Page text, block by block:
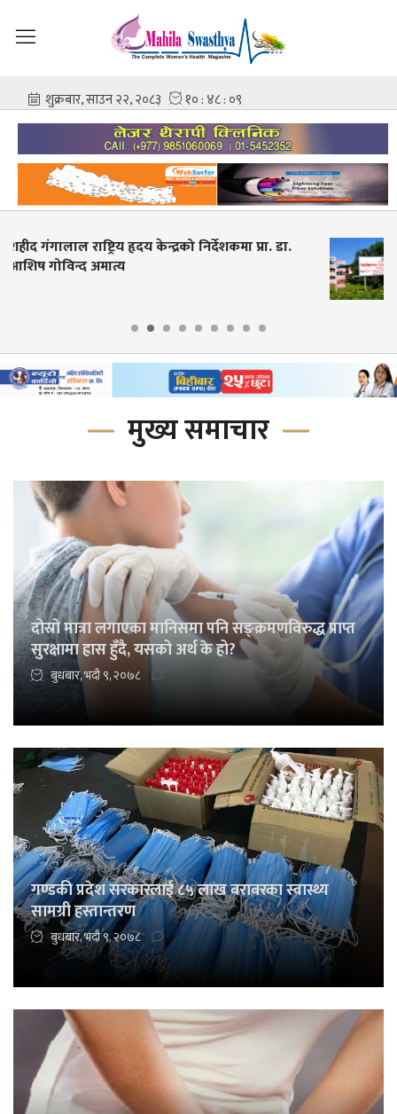
स्वास्थ्य शिक्षाको स्नातक तह प्रवेश परीक्षा, साउन २५
देखि आवेदन खुला
मुख्य समाचार
दोस्रो मात्रा लगाएका मानिसमा पनि सङ्क्रमणविरुद्ध प्राप्त
सुरक्षामा ह्रास हुँदै, यसको अर्थ के हो?
बुधबार, भदौ ९, २०७८
गण्डकी प्रदेश सरकारलाई ८५ लाख बराबरका स्वास्थ्य
सामग्री हस्तान्तरण
बुधबार, भदौ ९, २०७८